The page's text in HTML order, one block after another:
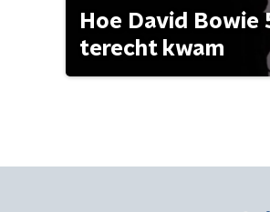
Hoe David Bowie
terecht kwam